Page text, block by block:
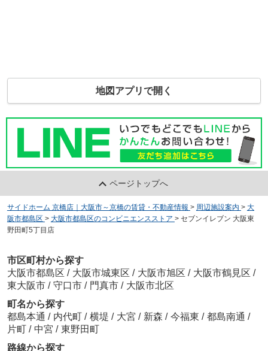
地図アプリで開く
ページトップへ
サイドホーム 京橋店｜大阪市～京橋の賃貸・不動産情報 > 周辺施設案内 > 大
阪市都島区 > 大阪市都島区のコンビニエンスストア > セブンイレブン 大阪東
野田町5丁目店
市区町村から探す
大阪市都島区 / 大阪市城東区 / 大阪市旭区 / 大阪市鶴見区 /
東大阪市 / 守口市 / 門真市 / 大阪市北区
町名から探す
都島本通 / 内代町 / 横堤 / 大宮 / 新森 / 今福東 / 都島南通 /
片町 / 中宮 / 東野田町
路線から探す